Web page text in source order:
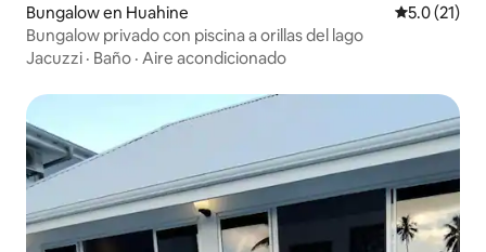
Bungalow en Huahine Calificación
5.0 (21)
Bungalow privado con piscina a orillas del lago
Jacuzzi · Baño · Aire acondicionado